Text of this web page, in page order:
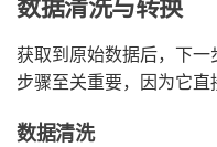
数据清洗与转换
获取到原始数据后，下
步骤至关重要，因为它直
数据清洗